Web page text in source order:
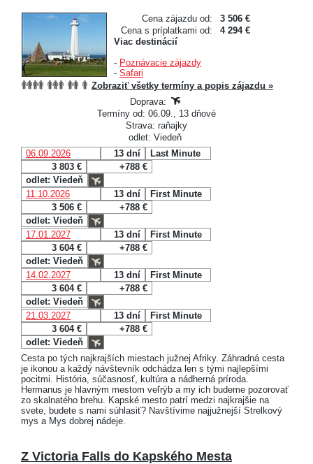
Cena zájazdu od:
3 506 €
Cena s príplatkami od:
4 294 €
Viac destinácií
- Poznávacie zájazdy
- Safari
Zobraziť všetky termíny a popis zájazdu »
Doprava:
Termíny od: 06.09., 13 dňové
Strava: raňajky
odlet: Viedeň
06.09.2026
13 dní
Last Minute
3 803 €
+788 €
odlet: Viedeň
11.10.2026
13 dní
First Minute
3 506 €
+788 €
odlet: Viedeň
17.01.2027
13 dní
First Minute
3 604 €
+788 €
odlet: Viedeň
14.02.2027
13 dní
First Minute
3 604 €
+788 €
odlet: Viedeň
21.03.2027
13 dní
First Minute
3 604 €
+788 €
odlet: Viedeň
Cesta po tých najkrajších miestach južnej Afriky. Záhradná cesta
je ikonou a každý návštevník odchádza len s tými najlepšími
pocitmi. História, súčasnosť, kultúra a nádherná príroda.
Hermanus je hlavným mestom veľrýb a my ich budeme pozorovať
zo skalnatého brehu. Kapské mesto patrí medzi najkrajšie na
svete, budete s nami súhlasiť? Navštívime najjužnejší Strelkový
mys a Mys dobrej nádeje.
Z Victoria Falls do Kapského Mesta